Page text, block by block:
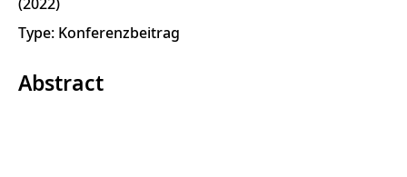
Type: Konferenzbeitrag
Abstract